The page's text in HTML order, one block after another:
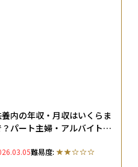
養内の年収・月収はいくらま
？パート主婦・アルバイト学
囲を解説難易度: